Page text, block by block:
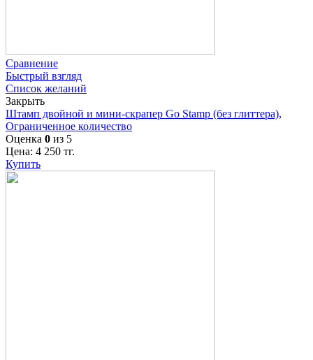
Сравнение
Быстрый взгляд
Список желаний
Закрыть
Штамп двойной и мини-скрапер Go Stamp (без глиттера),
Ограниченное количество
Оценка 0 из 5
Цена: 4 250 тг.
Купить